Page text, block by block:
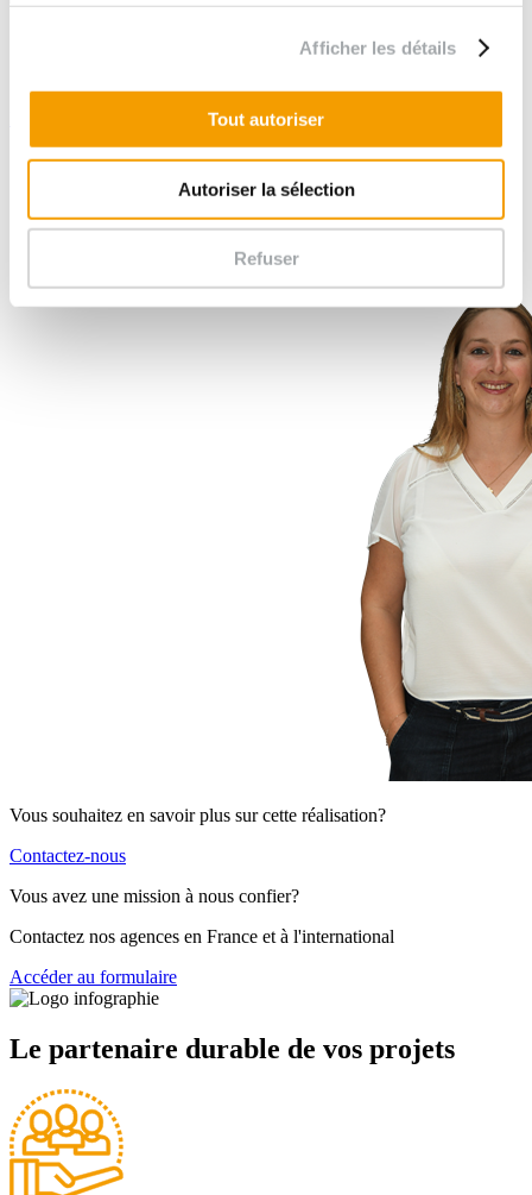
Afficher les détails
Tout autoriser
Autoriser la sélection
Refuser
Retour à la liste des réalisations
Vous souhaitez en savoir plus sur cette réalisation?
Contactez-nous
Vous avez une mission à nous confier?
Contactez nos agences en France et à l'international
Accéder au formulaire
Le partenaire durable de vos projets